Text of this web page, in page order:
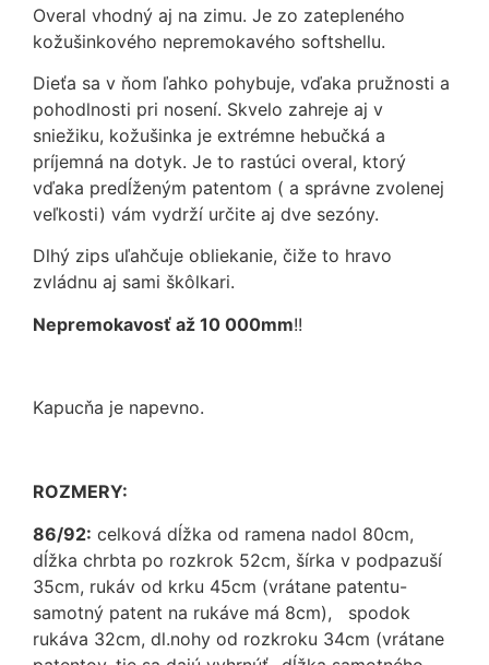
Overal vhodný aj na zimu. Je zo zatepleného
kožušinkového nepremokavého softshellu.
Dieťa sa v ňom ľahko pohybuje, vďaka pružnosti a
pohodlnosti pri nosení. Skvelo zahreje aj v
sniežiku, kožušinka je extrémne hebučká a
príjemná na dotyk. Je to rastúci overal, ktorý
vďaka predĺženým patentom ( a správne zvolenej
veľkosti) vám vydrží určite aj dve sezóny.
Dlhý zips uľahčuje obliekanie, čiže to hravo
zvládnu aj sami škôlkari.
Nepremokavosť až 10 000mm!!
Kapucňa je napevno.
ROZMERY:
86/92: celková dĺžka od ramena nadol 80cm,
dĺžka chrbta po rozkrok 52cm, šírka v podpazuší
35cm, rukáv od krku 45cm (vrátane patentu-
samotný patent na rukáve má 8cm), spodok
rukáva 32cm, dl.nohy od rozkroku 34cm (vrátane